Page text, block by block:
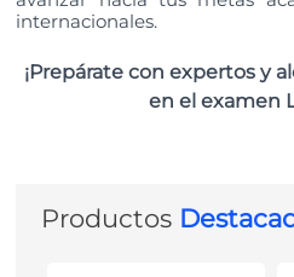
internacionales.
¡Prepárate con expertos y
en el examen
Productos